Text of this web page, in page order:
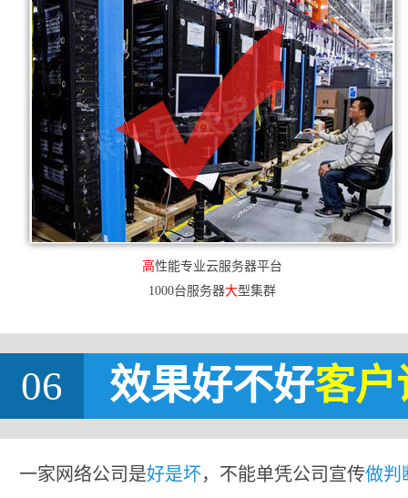
高性能专业云服务器平台
1000台服务器大型集群
06 效果好不好客户
一家网络公司是好是坏，不能单凭公司宣传做判